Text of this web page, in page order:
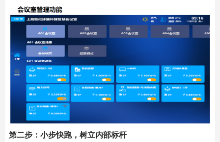
第二步：小步快跑，树立内部标杆